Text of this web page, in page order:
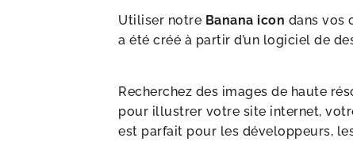
Utiliser notre Banana icon dans vos
a été créé à partir d’un logiciel de
Recherchez des images de haute
pour illustrer votre site internet,
est parfait pour les développeurs,